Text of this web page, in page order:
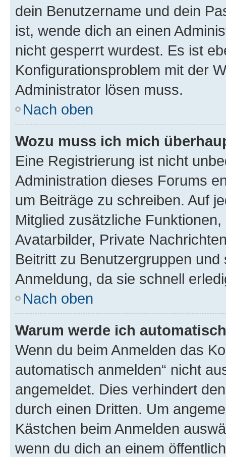
dein Benutzername und dein
ist, wende dich an einen
nicht gesperrt wurdest. Es ist
Konfigurationsproblem mit der
Administrator lösen muss.
Nach oben
Wozu muss ich mich
Eine Registrierung ist nicht
Administration dieses Forums
um Beiträge zu schreiben. Auf
Mitglied zusätzliche
Avatarbilder, Private
Beitritt zu Benutzergruppen
Anmeldung, da sie schnell
Nach oben
Warum werde ich
Wenn du beim Anmelden das
automatisch anmelden“ nicht
angemeldet. Dies verhindert
durch einen Dritten. Um
Kästchen beim Anmelden
wenn du dich an einem